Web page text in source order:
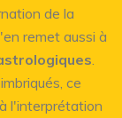
de la
remet aussi à
ce
l'interprétation